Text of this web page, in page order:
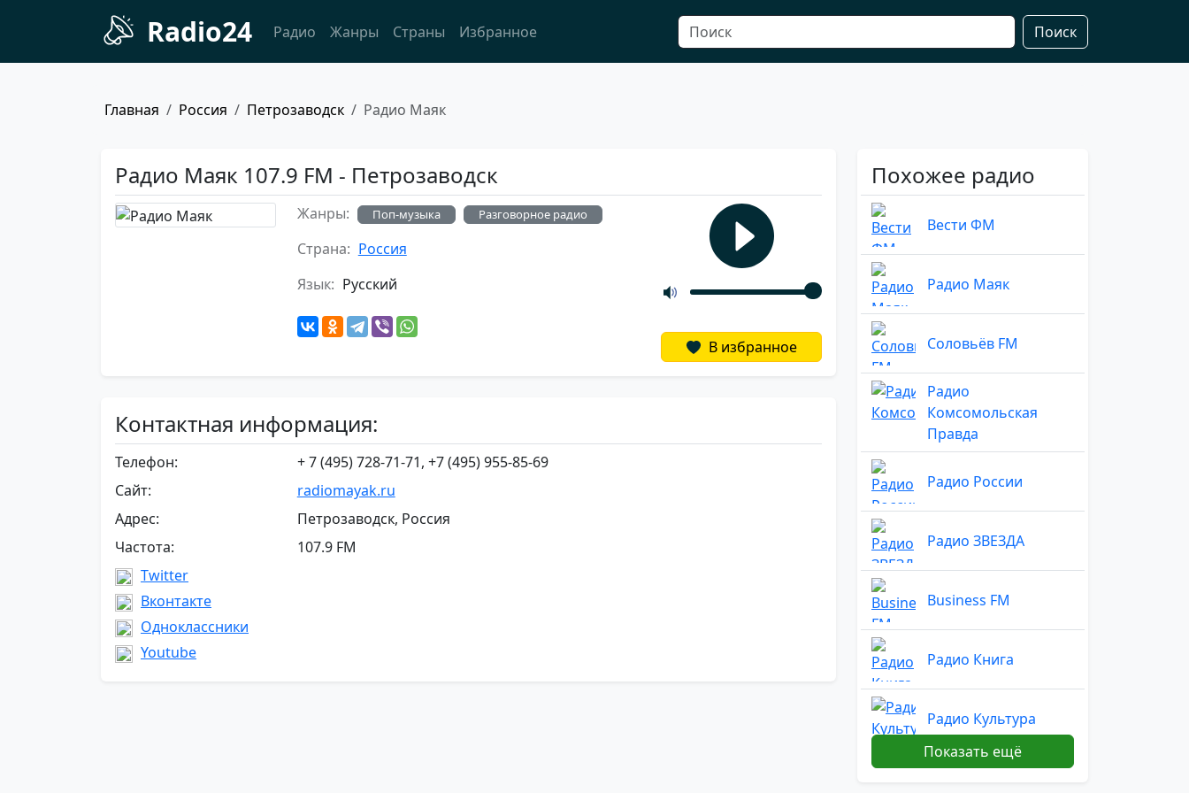
Radio24 Радио Жанры Страны Избранное Поиск
Главная Россия Петрозаводск Радио Маяк
Радио Маяк 107.9 FM - Петрозаводск
Жанры: Поп-музыка Разговорное радио
Страна: Россия
Язык: Русский
В избранное
Контактная информация:
Телефон:
+ 7 (495) 728-71-71, +7 (495) 955-85-69
Сайт:
radiomayak.ru
Адрес:
Петрозаводск, Россия
Частота:
107.9 FM
Twitter
Вконтакте
Одноклассники
Youtube
Похожее радио
Вести ФМ
Радио Маяк
Соловьёв FM
Радио
Комсомольская
Правда
Радио России
Радио ЗВЕЗДА
Business FM
Радио Книга
Радио Культура
Показать ещё